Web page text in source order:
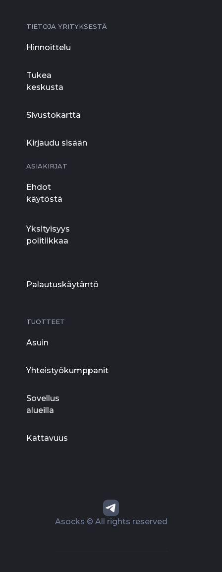
TIETOJA YRITYKSESTÄ
Hinnoittelu
Tukea
keskusta
Sivustokartta
Kirjaudu sisään
ASIAKIRJAT
Ehdot
käytöstä
Yksityisyys
politiikkaa
Palautuskäytäntö
TUOTTEET
Asuin
Yhteistyökumppanit
Sovellus
alueilla
Kattavuus
Asocks © All rights reserved